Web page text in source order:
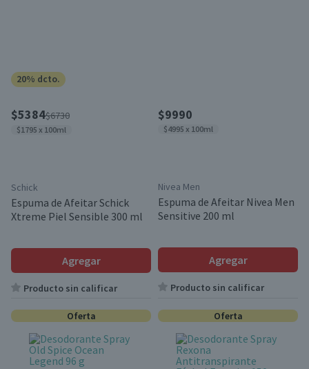
20% dcto.
$5384$6730
$1795 x 100ml
Schick
Espuma de Afeitar Schick
Xtreme Piel Sensible 300 ml
Agregar
Producto sin calificar
$9990
$4995 x 100ml
Nivea Men
Espuma de Afeitar Nivea Men
Sensitive 200 ml
Agregar
Producto sin calificar
Oferta Oferta